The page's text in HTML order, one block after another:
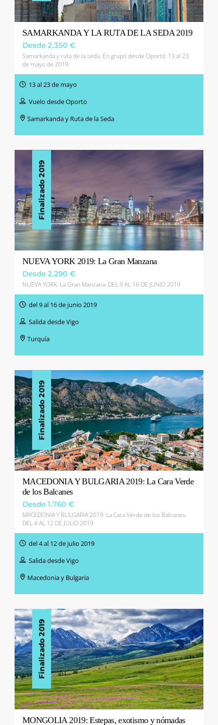
SAMARKANDA Y LA RUTA DE LA SEDA 2019
Desde 2.350 €
Samarkanda y ruta de la seda. En grupo desde Oporto: 13 al 23
de mayo de 2019
13 al 23 de mayo
Vuelo desde Oporto
Samarkanda y Ruta de la Seda
Finalizado 2019
NUEVA YORK 2019: La Gran Manzana
Desde 2.290 €
NUEVA YORK: La Gran Manzana. DEL 9 AL 16 DE JUNIO 2019
del 9 al 16 de junio 2019
Salida desde Vigo
Turquía
Finalizado 2019
MACEDONIA Y BULGARIA 2019: La Cara Verde
de los Balcanes
Desde 1.760 €
MACEDONIA Y BULGARIA 2019: La Cara Verde de los Balcanes.
DEL 4 AL 12 DE JULIO 2019
del 4 al 12 de julio 2019
Salida desde Vigo
Macedonia y Bulgaria
Finalizado 2019
MONGOLIA 2019: Estepas, exotismo y nómadas